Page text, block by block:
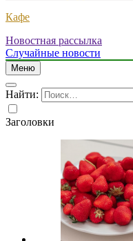
Кафе
Новостная рассылка
Случайные новости
Меню
Найти:
Заголовки